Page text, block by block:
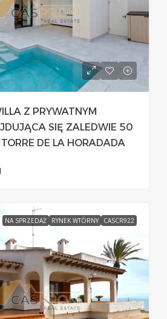
Z PRYWATNYM
SIĘ ZALEDWIE 50
DE LA HORADADA
NA SPRZEDAŻ RYNEK WTÓRNY CASCR922